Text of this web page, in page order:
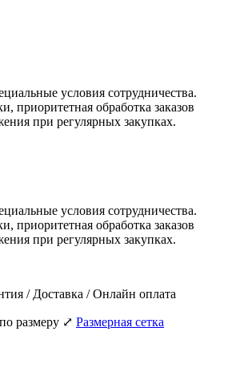
условия сотрудничества.
приоритетная обработка заказов
при регулярных закупках.
условия сотрудничества.
приоритетная обработка заказов
при регулярных закупках.
/ Доставка / Онлайн оплата
размеру ⤢ Размерная сетка